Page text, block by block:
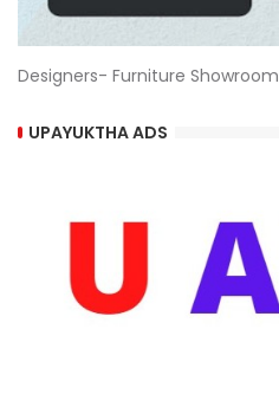
Designers- Furniture Showroom
UPAYUKTHA ADS